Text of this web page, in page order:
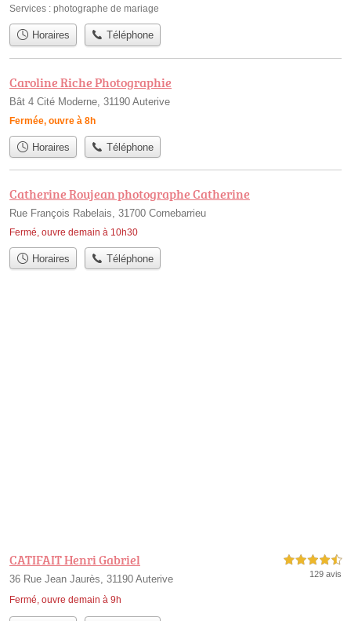
Services : photographe de mariage
Horaires Téléphone
Caroline Riche Photographie
Bât 4 Cité Moderne, 31190 Auterive
Fermée, ouvre à 8h
Horaires Téléphone
Catherine Roujean photographe Catherine
Rue François Rabelais, 31700 Cornebarrieu
Fermé, ouvre demain à 10h30
Horaires Téléphone
CATIFAIT Henri Gabriel
36 Rue Jean Jaurès, 31190 Auterive
Fermé, ouvre demain à 9h
4,5 étoiles sur 5
129 avis